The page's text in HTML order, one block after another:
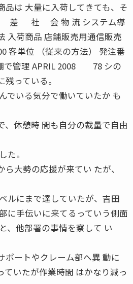
品は 大量に入荷してきても、そ
差 社 会 物 流 システム導
入荷商品 店舗販売用通信販売
客単位 （従来の方法） 発注番
で管理 APRIL 2008 78 シの
残っている。
でいる気分で働いていたか も
、休憩時 間も自分の裁量で自由
た。
大勢の応援が来てい たが、
ルにまで達していたが、吉田
に手伝いに来てるっていう側面
、他部署の事情を察して い
ートやクレーム部へ異 動に
ていたが作業時間 はかなり減っ